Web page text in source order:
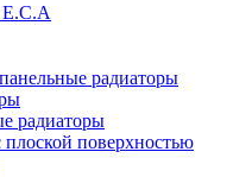
радиаторы
радиаторы
поверхностью